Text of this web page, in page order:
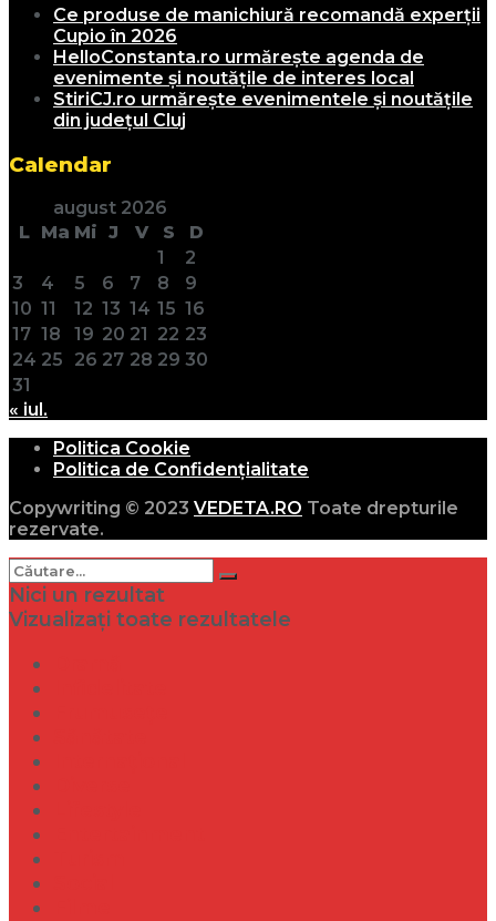
Ce produse de manichiură recomandă experții
Cupio în 2026
HelloConstanta.ro urmărește agenda de
evenimente și noutățile de interes local
StiriCJ.ro urmărește evenimentele și noutățile
din județul Cluj
Calendar
august 2026
L Ma Mi J V S
D
1
2
3
4 5 6 7 8
9
10 11 12 13 14 15 16
17 18 19 20 21 22 23
24 25 26 27 28 29 30
31
« iul.
Politica Cookie
Politica de Confidențialitate
Copywriting © 2023 VEDETA.RO Toate drepturile
rezervate.
Nici un rezultat
Vizualizați toate rezultatele